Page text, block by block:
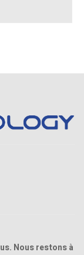
Nous restons à